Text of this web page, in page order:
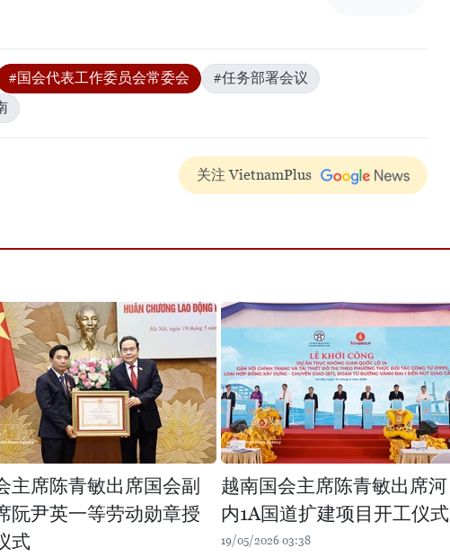
#国会代表工作委员会常委会
#任务部署会议
关注 VietnamPlus
主席陈青敏出席国会副
阮尹英一等劳动勋章授
式
越南国会主席陈青敏出席河
内1A国道扩建项目开工仪式
19/05/2026 03:38